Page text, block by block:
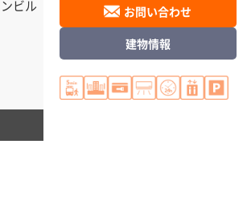
お問い合わせ
建物情報